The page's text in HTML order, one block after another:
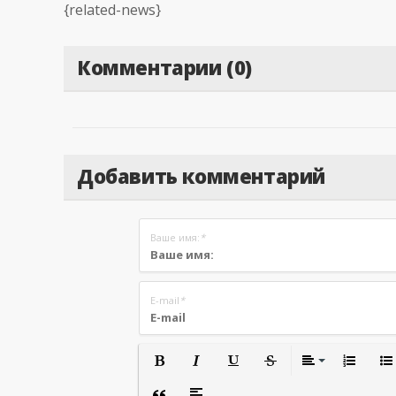
{related-news}
Комментарии (0)
Добавить комментарий
Ваше имя: *
E-mail *